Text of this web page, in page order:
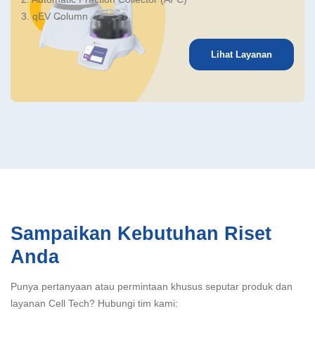
3. qEV Column
Lihat Layanan
Sampaikan Kebutuhan Riset
Anda
Punya pertanyaan atau permintaan khusus seputar produk dan
layanan Cell Tech? Hubungi tim kami: